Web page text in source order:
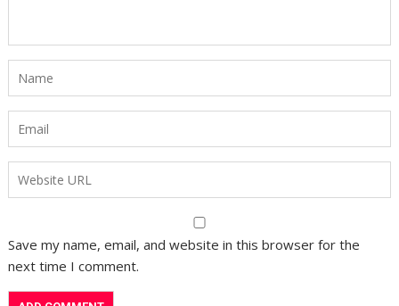
Save my name, email, and website in this browser for the
next time I comment.